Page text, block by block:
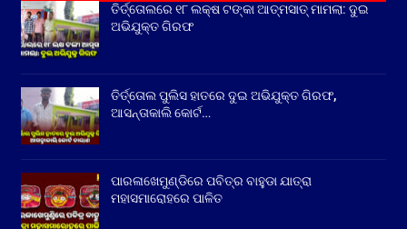
ତିର୍ତ୍ତୋଲରେ ୧୮ ଲକ୍ଷ ଟଙ୍କା ଆତ୍ମସାତ୍ ମାମଲା: ଦୁଇ
ଅଭିଯୁକ୍ତ ଗିରଫ
ତିର୍ତ୍ତୋଲ ପୁଲିସ ହାତରେ ଦୁଇ ଅଭିଯୁକ୍ତ ଗିରଫ,
ଆସନ୍ତାକାଲି କୋର୍ଟ…
ପାରଳାଖେମୁଣ୍ଡିରେ ପବିତ୍ର ବାହୁଡା ଯାତ୍ରା
ମହାସମାରୋହରେ ପାଳିତ